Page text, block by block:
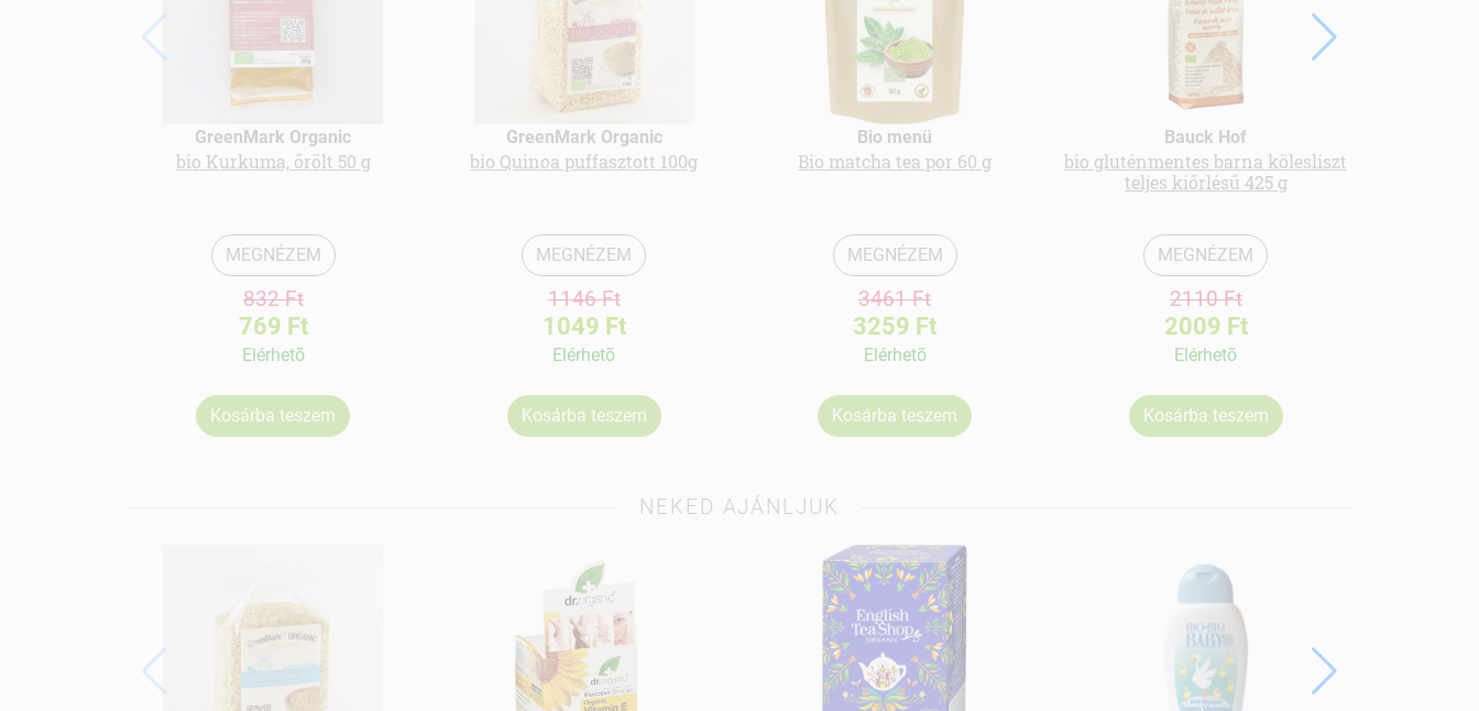
GreenMark Organic
bio Kurkuma, őrölt 50 g
MEGNÉZEM
832 Ft
769 Ft
Elérhetõ
Kosárba teszem
GreenMark Organic
bio Quinoa puffasztott 100g
MEGNÉZEM
1146 Ft
1049 Ft
Elérhetõ
Kosárba teszem
Bio menü
Bio matcha tea por 60 g
MEGNÉZEM
3461 Ft
3259 Ft
Elérhetõ
Kosárba teszem
Bauck Hof
bio gluténmentes barna kölesliszt
teljes kiőrlésű 425 g
MEGNÉZEM
2110 Ft
2009 Ft
Elérhetõ
Kosárba teszem
NEKED AJÁNLJUK